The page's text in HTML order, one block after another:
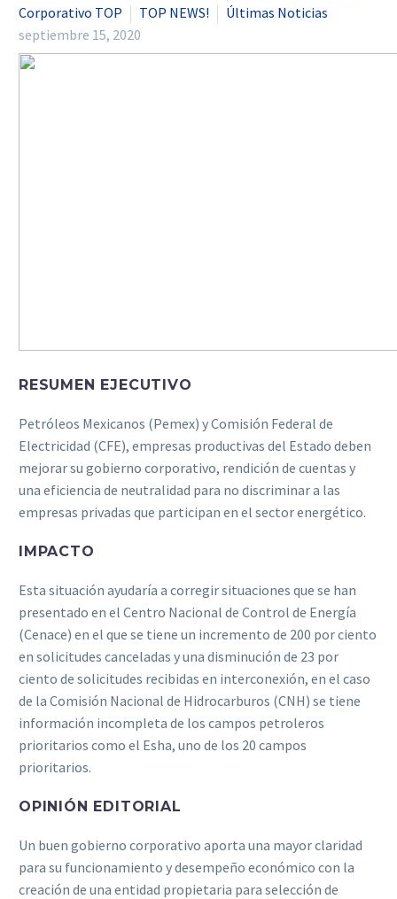
Corporativo TOP
TOP NEWS!
Últimas Noticias
septiembre 15, 2020
RESUMEN EJECUTIVO
Petróleos Mexicanos (Pemex) y Comisión Federal de
Electricidad (CFE), empresas productivas del Estado deben
mejorar su gobierno corporativo, rendición de cuentas y
una eficiencia de neutralidad para no discriminar a las
empresas privadas que participan en el sector energético.
IMPACTO
Esta situación ayudaría a corregir situaciones que se han
presentado en el Centro Nacional de Control de Energía
(Cenace) en el que se tiene un incremento de 200 por ciento
en solicitudes canceladas y una disminución de 23 por
ciento de solicitudes recibidas en interconexión, en el caso
de la Comisión Nacional de Hidrocarburos (CNH) se tiene
información incompleta de los campos petroleros
prioritarios como el Esha, uno de los 20 campos
prioritarios.
OPINIÓN EDITORIAL
Un buen gobierno corporativo aporta una mayor claridad
para su funcionamiento y desempeño económico con la
creación de una entidad propietaria para selección de